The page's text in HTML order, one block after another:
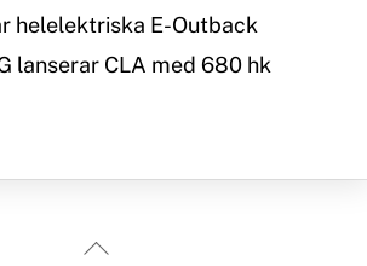
helelektriska E-Outback
lanserar CLA med 680 hk
Back